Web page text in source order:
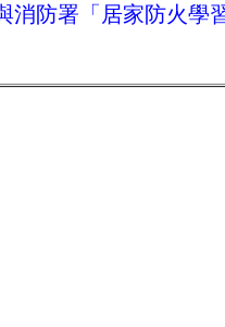
消防署「居家防火學